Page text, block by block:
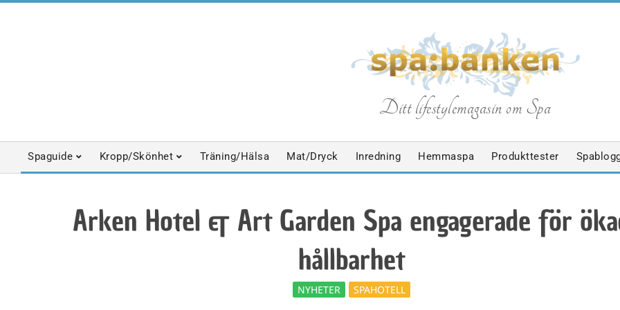
p
a
b
a
Ditt lifestylemagasin om Spa
Primary
Spaguide Kropp/Skönhet Träning/Hälsa Mat/Dryck Inredning Hemmaspa Produkttester
Arken Hotel & Art Garden Spa engagerade för
hållbarhet
NYHETER SPAHOTELL